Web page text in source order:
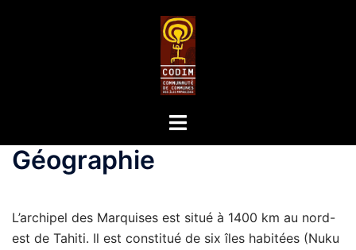
Géographie
L’archipel des Marquises est situé à 1400 km au nord-
est de Tahiti. Il est constitué de six îles habitées (Nuku